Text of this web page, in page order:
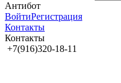
Антибот
ВойтиРегистрация
Контакты
Контакты
+7(916)320-18-11